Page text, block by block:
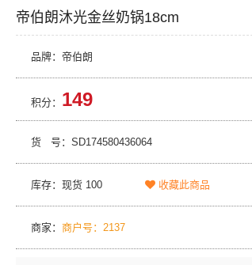
帝伯朗沐光金丝奶锅18cm
品牌：帝伯朗
积分： 149
货 号： SD174580436064
库存：现货 100 收藏此商品
商家： 商户号：2137